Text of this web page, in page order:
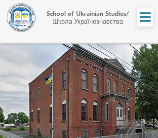
School of Ukrainian Studies/
Школа Українознавства